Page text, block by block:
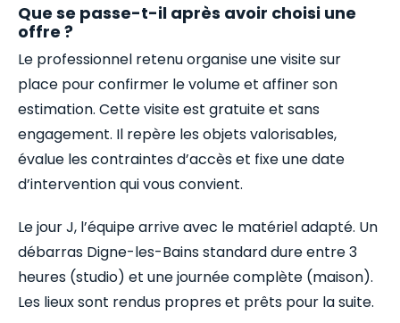
Que se passe-t-il après avoir choisi une
offre ?
Le professionnel retenu organise une visite sur
place pour confirmer le volume et affiner son
estimation. Cette visite est gratuite et sans
engagement. Il repère les objets valorisables,
évalue les contraintes d’accès et fixe une date
d’intervention qui vous convient.
Le jour J, l’équipe arrive avec le matériel adapté. Un
débarras Digne-les-Bains standard dure entre 3
heures (studio) et une journée complète (maison).
Les lieux sont rendus propres et prêts pour la suite.